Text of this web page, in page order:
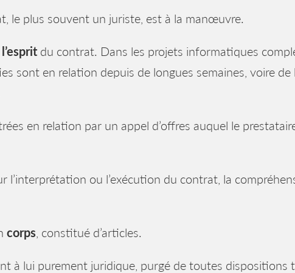
le plus souvent un juriste, est à la manœuvre.
l’espritdu contrat. Dans les projets informatiques
sont en relation depuis de longues semaines, voire
en relation par un appel d’offres auquel le
l’interprétation ou l’exécution du contrat, la
corps , constitué d’articles.
à lui purement juridique, purgé de toutes dispositions